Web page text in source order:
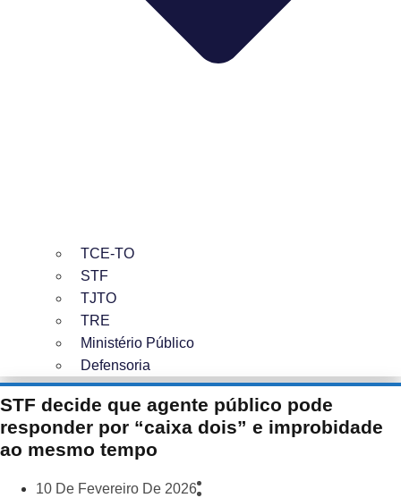
TCE-TO
STF
TJTO
TRE
Ministério Público
Defensoria
STF decide que agente público pode
responder por “caixa dois” e improbidade
ao mesmo tempo
10 De Fevereiro De 2026